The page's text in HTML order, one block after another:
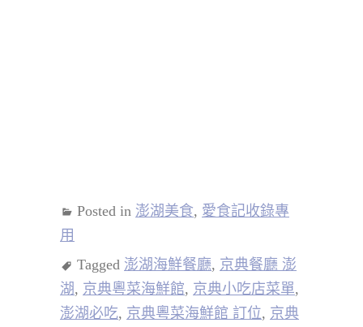
Posted in 澎湖美食, 愛食記收錄專
用
Tagged 澎湖海鮮餐廳, 京典餐廳 澎
湖, 京典粵菜海鮮館, 京典小吃店菜單,
澎湖必吃, 京典粵菜海鮮館 訂位, 京典